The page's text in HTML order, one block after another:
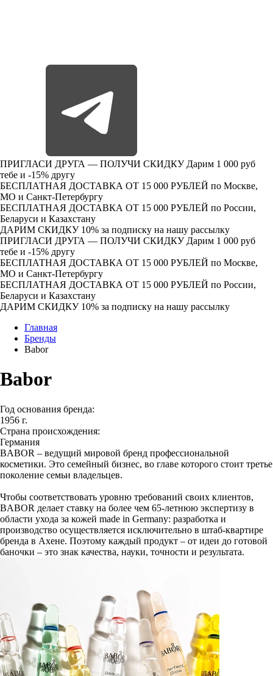
ПРИГЛАСИ ДРУГА — ПОЛУЧИ СКИДКУ Дарим 1 000 руб
тебе и -15% другу
БЕСПЛАТНАЯ ДОСТАВКА ОТ 15 000 РУБЛЕЙ по Москве,
МО и Санкт-Петербургу
БЕСПЛАТНАЯ ДОСТАВКА ОТ 15 000 РУБЛЕЙ по России,
Беларуси и Казахстану
ДАРИМ СКИДКУ 10% за подписку на нашу рассылку
ПРИГЛАСИ ДРУГА — ПОЛУЧИ СКИДКУ Дарим 1 000 руб
тебе и -15% другу
БЕСПЛАТНАЯ ДОСТАВКА ОТ 15 000 РУБЛЕЙ по Москве,
МО и Санкт-Петербургу
БЕСПЛАТНАЯ ДОСТАВКА ОТ 15 000 РУБЛЕЙ по России,
Беларуси и Казахстану
ДАРИМ СКИДКУ 10% за подписку на нашу рассылку
Главная
Бренды
Babor
Babor
Год основания бренда:
1956 г.
Страна происхождения:
Германия
BABOR – ведущий мировой бренд профессиональной
косметики. Это семейный бизнес, во главе которого стоит третье
поколение семьи владельцев.
Чтобы соответствовать уровню требований своих клиентов,
BABOR делает ставку на более чем 65-летнюю экспертизу в
области ухода за кожей made in Germany: разработка и
производство осуществляется исключительно в штаб-квартире
бренда в Ахене. Поэтому каждый продукт – от идеи до готовой
баночки – это знак качества, науки, точности и результата.